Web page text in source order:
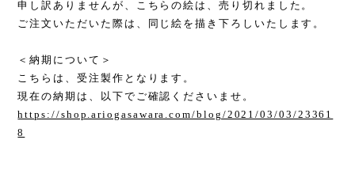
申し訳ありませんが、こちらの絵は、売り切れました。
ご注文いただいた際は、同じ絵を描き下ろしいたします。
＜納期について＞
こちらは、受注製作となります。
現在の納期は、以下でご確認くださいませ。
https://shop.ariogasawara.com/blog/2021/03/03/23361
8